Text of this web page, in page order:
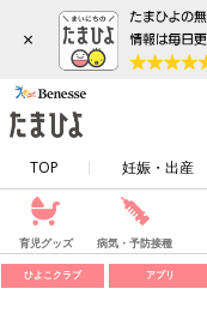
×
TOP 妊娠・出産
育児グッズ 病気・予防接種
ひよこクラブ アプリ